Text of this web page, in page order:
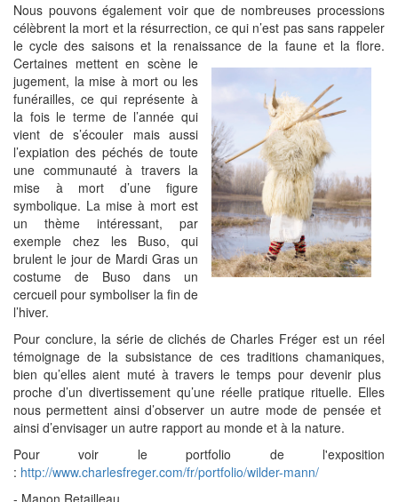
Nous pouvons également voir que de nombreuses processions
célèbrent la mort et la résurrection, ce qui n’est pas sans rappeler
le cycle des saisons et la renaissance de la faune et la flore.
Certaines mettent en scène le
jugement, la mise à mort ou les
funérailles, ce qui représente à
la fois le terme de l’année qui
vient de s’écouler mais aussi
l’expiation des péchés de toute
une communauté à travers la
mise à mort d’une figure
symbolique. La mise à mort est
un thème intéressant, par
exemple chez les Buso, qui
brulent le jour de Mardi Gras un
costume de Buso dans un
cercueil pour symboliser la fin de
l’hiver.
Pour conclure, la série de clichés de Charles Fréger est un réel
témoignage de la subsistance de ces traditions chamaniques,
bien qu’elles aient muté à travers le temps pour devenir plus
proche d’un divertissement qu’une réelle pratique rituelle. Elles
nous permettent ainsi d’observer un autre mode de pensée et
ainsi d’envisager un autre rapport au monde et à la nature.
Pour voir le portfolio de l'exposition
: http://www.charlesfreger.com/fr/portfolio/wilder-mann/
- Manon Retailleau